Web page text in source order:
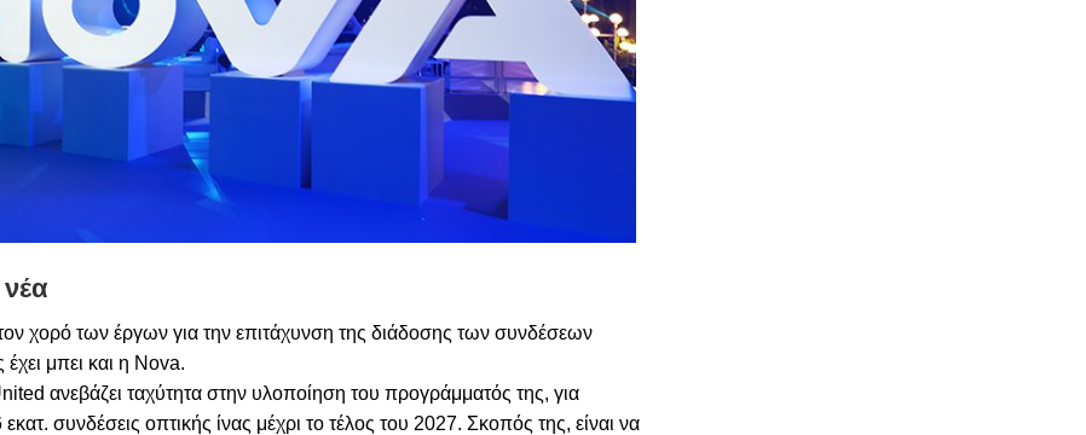
χορό των έργων για την επιτάχυνση της διάδοσης των συνδέσεων
έχει μπει και η Nova.
ανεβάζει ταχύτητα στην υλοποίηση του προγράμματός της, για
συνδέσεις οπτικής ίνας μέχρι το τέλος του 2027. Σκοπός της, είναι να